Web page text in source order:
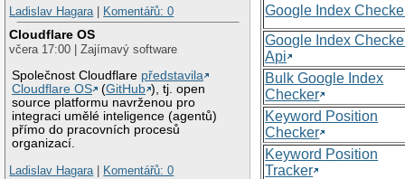
Ladislav Hagara
Komentářů: 0
Cloudflare OS
včera 17:00 | Zajímavý software
Společnost Cloudflare představila
Cloudflare OS
(GitHub ), tj. open
source platformu navrženou pro
integraci umělé inteligence (agentů)
přímo do pracovních procesů
organizací.
Ladislav Hagara
Komentářů: 0
Google Index
Google Index
Api
Bulk Google Index
Checker
Keyword Position
Checker
Keyword Position
Tracker